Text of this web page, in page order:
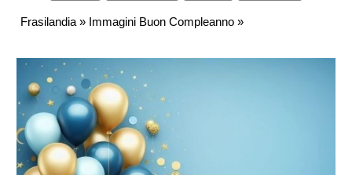
Frasilandia » Immagini Buon Compleanno »